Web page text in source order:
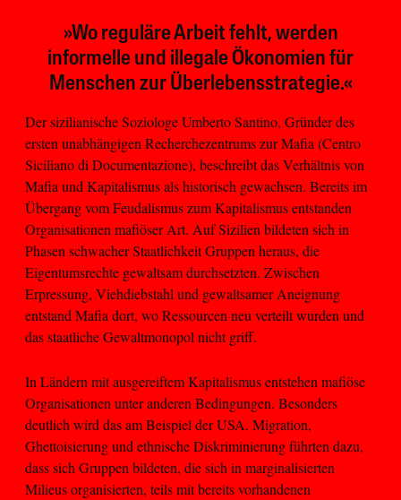
»Wo reguläre Arbeit fehlt, werden
informelle und illegale Ökonomien für
Menschen zur Überlebensstrategie.«
Der sizilianische Soziologe Umberto Santino, Gründer des
ersten unabhängigen Recherchezentrums zur Mafia (Centro
Siciliano di Documentazione), beschreibt das Verhältnis von
Mafia und Kapitalismus als historisch gewachsen. Bereits im
Übergang vom Feudalismus zum Kapitalismus entstanden
Organisationen mafiöser Art. Auf Sizilien bildeten sich in
Phasen schwacher Staatlichkeit Gruppen heraus, die
Eigentumsrechte gewaltsam durchsetzten. Zwischen
Erpressung, Viehdiebstahl und gewaltsamer Aneignung
entstand Mafia dort, wo Ressourcen neu verteilt wurden und
das staatliche Gewaltmonopol nicht griff.
In Ländern mit ausgereiftem Kapitalismus entstehen mafiöse
Organisationen unter anderen Bedingungen. Besonders
deutlich wird das am Beispiel der USA. Migration,
Ghettoisierung und ethnische Diskriminierung führten dazu,
dass sich Gruppen bildeten, die sich in marginalisierten
Milieus organisierten, teils mit bereits vorhandenen